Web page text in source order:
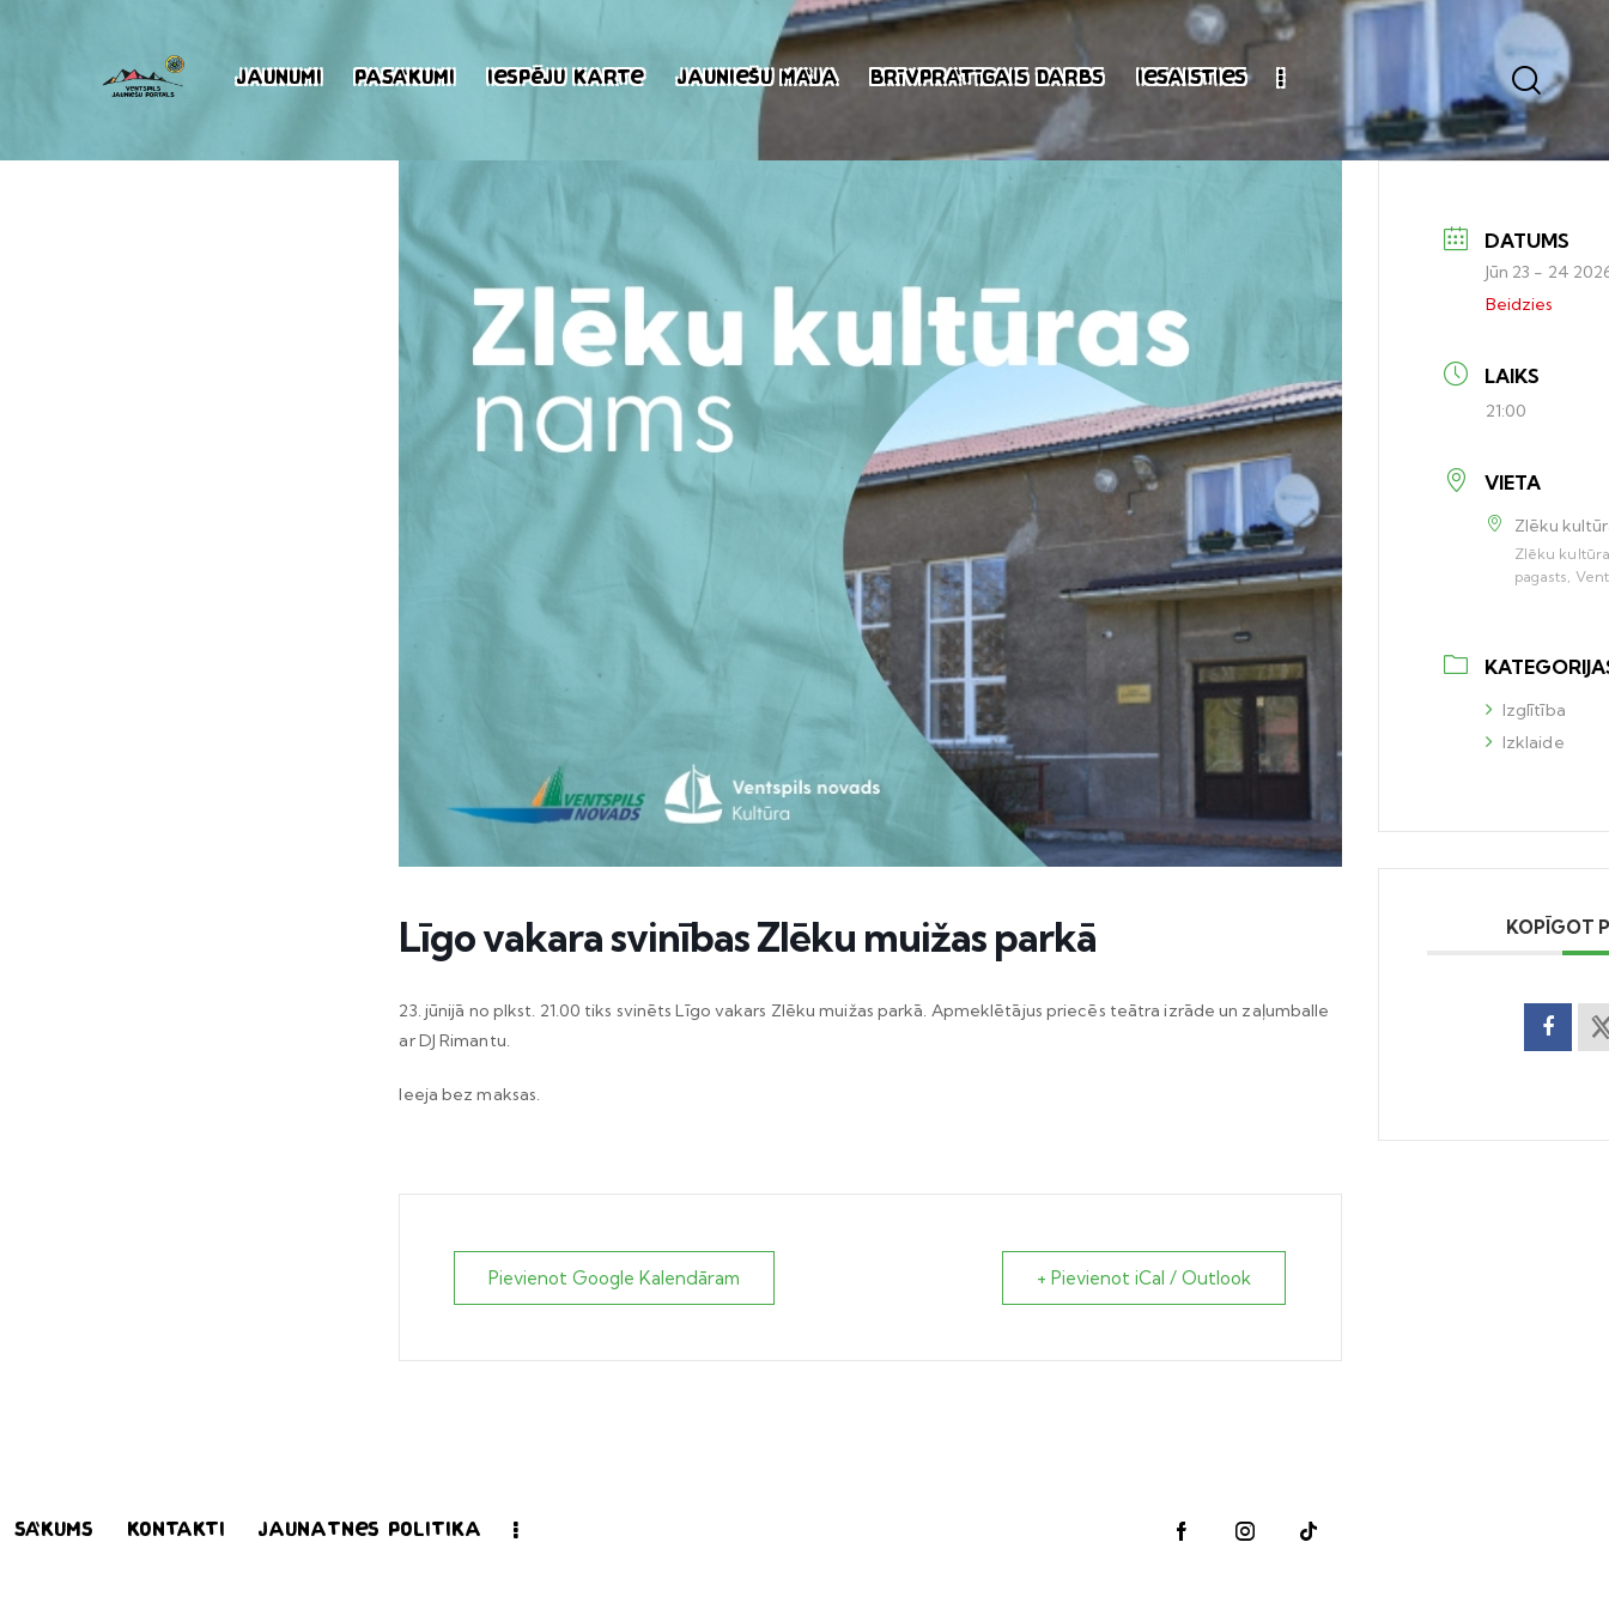
Jaunumi Pasākumi Iespēju karte Jauniešu māja Brīvprātīgais darbs Iesaisties
Līgo vakara svinības Zlēku muižas parkā
23. jūnijā no plkst. 21.00 tiks svinēts Līgo vakars Zlēku muižas parkā. Apmeklētājus priecēs teātra izrāde un zaļumballe
ar DJ Rimantu.
Ieeja bez maksas.
Pievienot Google Kalendāram + Pievienot iCal / Outlook
DATUMS
Jūn 23 - 24
Beidzies
LAIKS
21:00
VIETA
Zlēku
Zlēku
pagasts,
Izglītība
Izklaide
KOPĪGOT
Sākums Kontakti Jaunatnes politika